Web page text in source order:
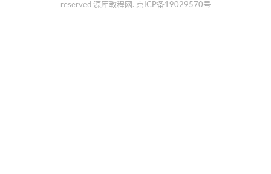
reserved 源库教程网. 京ICP备19029570号